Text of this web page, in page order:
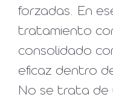
forzadas. En
tratamiento
consolidado
eficaz dentro
No se trata de